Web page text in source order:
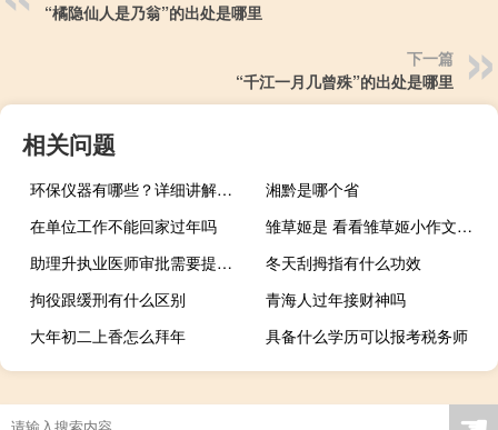
“橘隐仙人是乃翁”的出处是哪里
下一篇
“千江一月几曾殊”的出处是哪里
相关问题
环保仪器有哪些？详细讲解各类环保仪器的使用方法
湘黔是哪个省
在单位工作不能回家过年吗
雏草姬是 看看雏草姬小作文什么梗
助理升执业医师审批需要提交什么材料
冬天刮拇指有什么功效
拘役跟缓刑有什么区别
青海人过年接财神吗
大年初二上香怎么拜年
具备什么学历可以报考税务师
春节过后都需要准备什么